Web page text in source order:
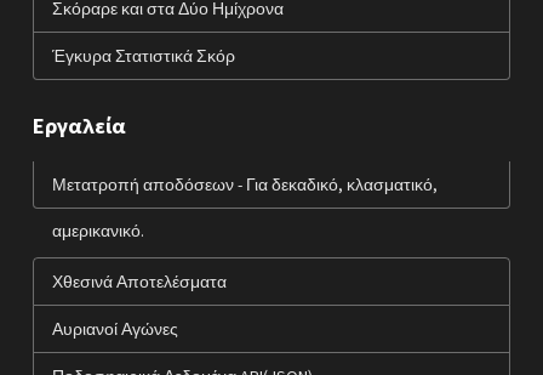
Σκόραρε και στα Δύο Ημίχρονα
Έγκυρα Στατιστικά Σκόρ
Εργαλεία
Μετατροπή αποδόσεων - Για δεκαδικό, κλασματικό,
αμερικανικό.
Χθεσινά Αποτελέσματα
Αυριανοί Αγώνες